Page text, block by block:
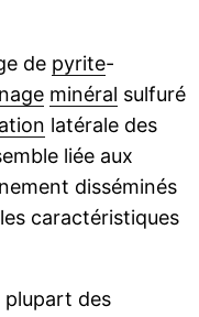
de pyrite-
minéral sulfuré
latérale des
liée aux
disséminés
caractéristiques
plupart des